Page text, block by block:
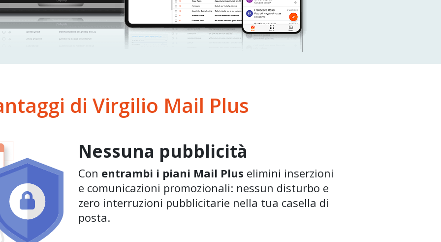
di Virgilio Mail Plus
Nessuna pubblicità
Con entrambi i piani Mail Plus elimini inserzioni
e comunicazioni promozionali: nessun disturbo e
zero interruzioni pubblicitarie nella tua casella di
posta.